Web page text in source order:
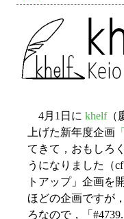
4月1日に khelf（
上げた新年度企画
てきて，おもしろ
うになりました（
トアップ」企画を
ほどの企画ですが
ろなので，「